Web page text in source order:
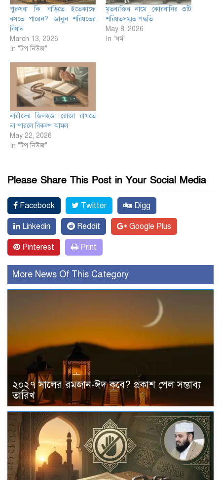
পুরুষরা কি বাড়িতে ইতেকাফে
বসতে পারেন? জানুন শরিয়তের
বিধান
March 13, 2026
In "টপ নিউজ"
মৃতব্যক্তির নামে কোরবানির ৩টি
শরিয়তসম্মত পদ্ধতি
May 8, 2026
In "ধর্ম"
নারীদের জিলহজ: রোজা রাখতে
না পারলে বিকল্প আমল
May 22, 2026
In "টপ নিউজ"
Please Share This Post in Your Social Media
Facebook Twitter Digg
Linkedin Reddit Google Plus
Pinterest Print
More News Of This Category
২০২৭ সালের রমজান-ঈদ কবে? প্রকাশ পেল সম্ভাব্য
তারিখ